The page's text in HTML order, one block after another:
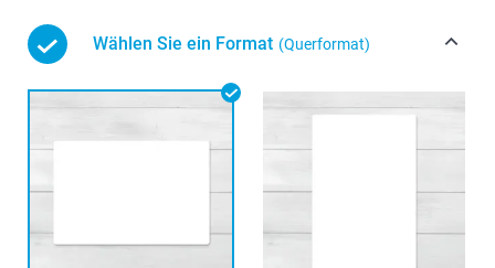
Wählen Sie ein Format (Querformat)